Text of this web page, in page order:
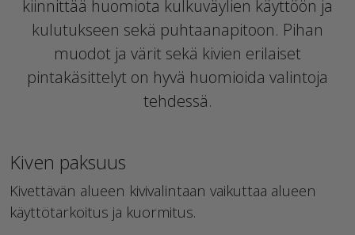
kiinnittää huomiota kulkuväylien käyttöön ja
kulutukseen sekä puhtaanapitoon. Pihan
muodot ja värit sekä kivien erilaiset
pintakäsittelyt on hyvä huomioida valintoja
tehdessä.
Kiven paksuus
Kivettävän alueen kivivalintaan vaikuttaa alueen
käyttötarkoitus ja kuormitus.